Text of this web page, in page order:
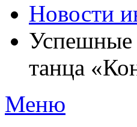
Новости
Успешные
танца
Меню